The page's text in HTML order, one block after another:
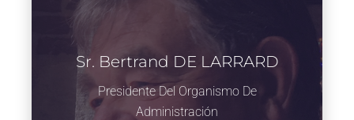
Sr. Bertrand DE LARRARD
Presidente Del Organismo De
Administración